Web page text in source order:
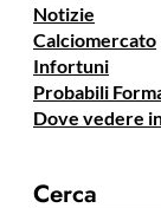
Notizie
Calciomercato
Infortuni
Probabili
Dove vedere
Cerca